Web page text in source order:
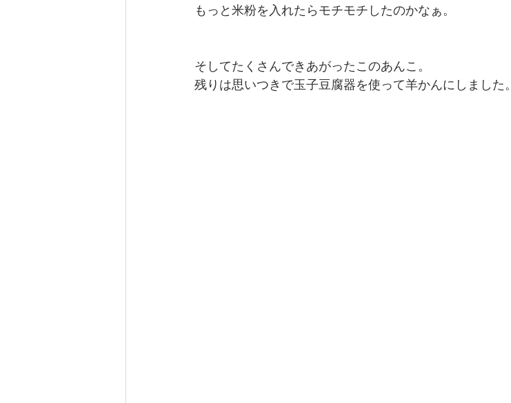
もっと米粉を入れたらモチモチしたのかなぁ。
そしてたくさんできあがったこのあんこ。
残りは思いつきで玉子豆腐器を使って羊かんにしました。